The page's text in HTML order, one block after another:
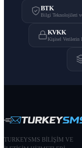
BTK
Bilgi Teknolojileri
KVKK
Kişisel Verilerin
TURKEYSMS BİLİŞİM VE